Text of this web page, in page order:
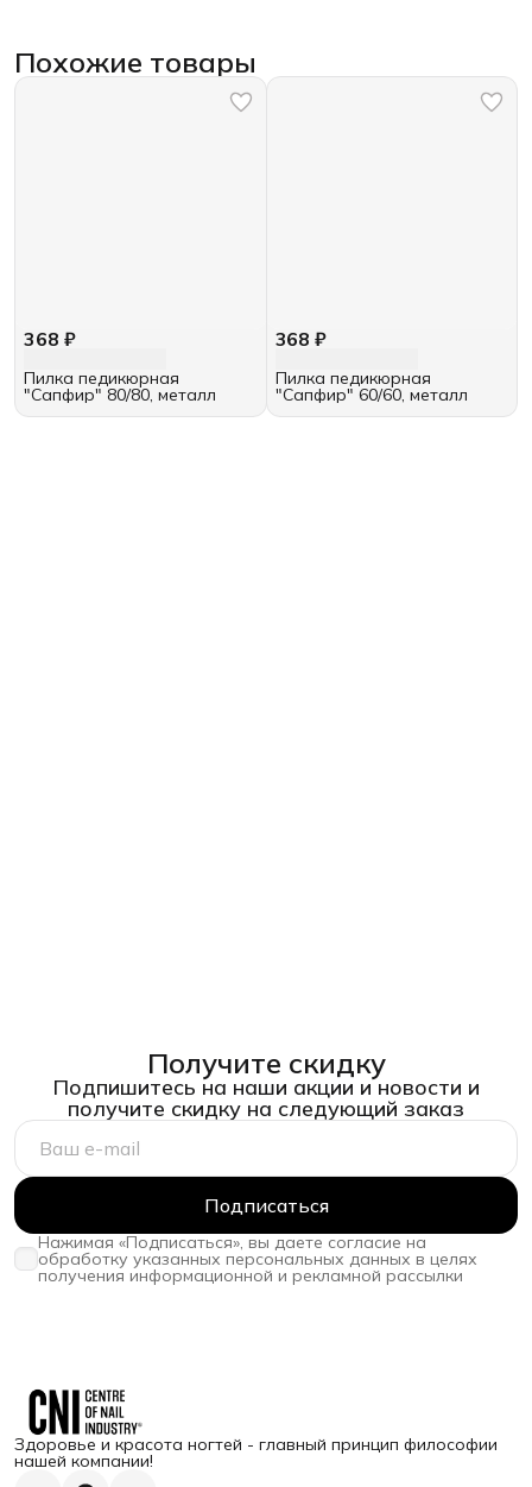
Похожие товары
368 ₽
Пилка педикюрная
"Сапфир" 80/80, металл
368 ₽
Пилка педикюрная
"Сапфир" 60/60, металл
Получите скидку
Подпишитесь на наши акции и новости и
получите скидку на следующий заказ
Подписаться
Нажимая «Подписаться», вы даете согласие на
обработку указанных персональных данных в целях
получения информационной и рекламной рассылки
Здоровье и красота ногтей - главный принцип философии
нашей компании!